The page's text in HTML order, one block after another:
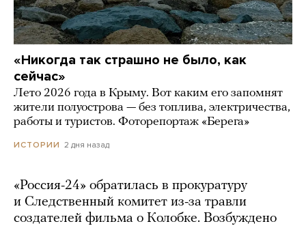
«Никогда так страшно не было, как
сейчас»
Лето 2026 года в Крыму. Вот каким его запомнят
жители полуострова — без топлива, электричества,
работы и туристов. Фоторепортаж «Берега»
ИСТОРИИ 2 дня назад
«Россия-24» обратилась в прокуратуру
и Следственный комитет из-за травли
создателей фильма о Колобке. Возбуждено